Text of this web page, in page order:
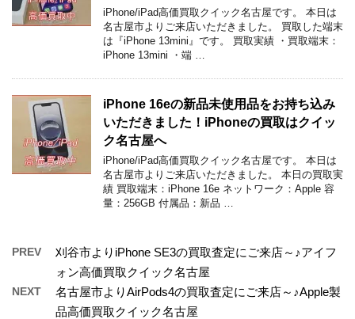
iPhone/iPad高価買取クイック名古屋です。 本日は
名古屋市よりご来店いただきました。 買取した端末
は『iPhone 13mini』です。 買取実績 ・買取端末：
iPhone 13mini ・端 …
iPhone 16eの新品未使用品をお持ち込み
いただきました！iPhoneの買取はクイッ
ク名古屋へ
iPhone/iPad高価買取クイック名古屋です。 本日は
名古屋市よりご来店いただきました。 本日の買取実
績 買取端末：iPhone 16e ネットワーク：Apple 容
量：256GB 付属品：新品 …
PREV
刈谷市よりiPhone SE3の買取査定にご来店～♪アイフ
ォン高価買取クイック名古屋
NEXT
名古屋市よりAirPods4の買取査定にご来店～♪Apple製
品高価買取クイック名古屋